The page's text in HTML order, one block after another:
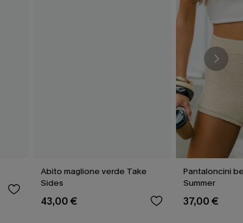
Abito maglione verde Take
Sides
43,00 €
Pantaloncini
Summer
37,00 €